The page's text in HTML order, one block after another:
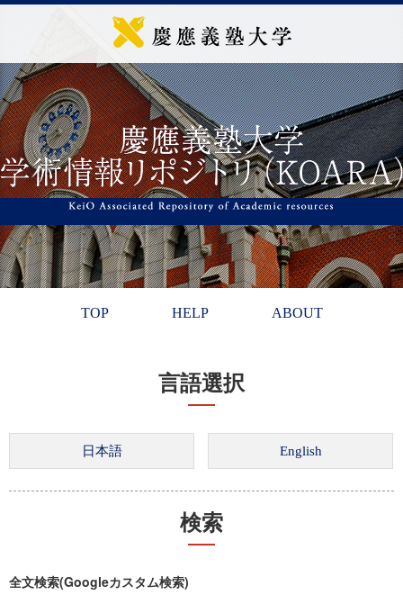
TOP HELP ABOUT
言語選択
検索
全文検索(Googleカスタム検索)